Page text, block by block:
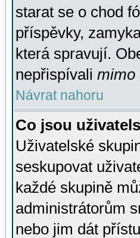
starat se o chod
příspěvky,
která spravují.
nepřispívali mimo
Návrat nahoru
Co jsou
Uživatelské
seskupovat
každé skupině
administrátorům
nebo jim dát